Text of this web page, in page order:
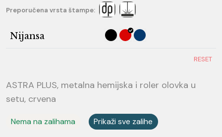
Preporučena vrsta štampe:
Nijansa
RESET
ASTRA PLUS, metalna hemijska i roler olovka u
setu, crvena
Nema na zalihama Prikaži sve zalihe